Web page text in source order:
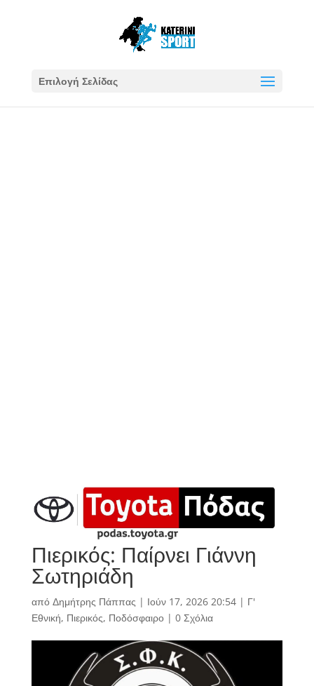
Επιλογή Σελίδας
Πιερικός: Παίρνει Γιάννη
Σωτηριάδη
από Δημήτρης Πάππας | Ιούν 17, 2026 20:54| Γ'
Εθνική, Πιερικός, Ποδόσφαιρο| 0 Σχόλια